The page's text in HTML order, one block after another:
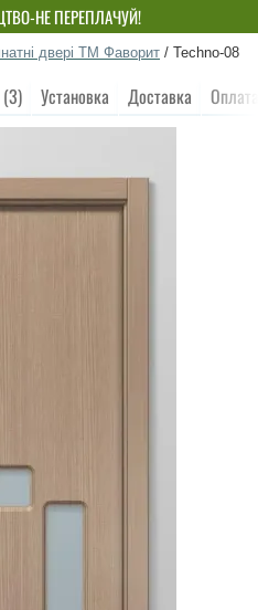
НЕ ПЕРЕПЛАЧУЙ!
двері ТМ Фаворит / Techno-08
(3) Установка Доставка Оплата